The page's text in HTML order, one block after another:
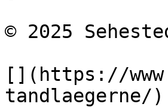
© 2025
[](https://
tandlaegerne/)